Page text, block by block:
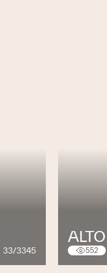
33/3345 552